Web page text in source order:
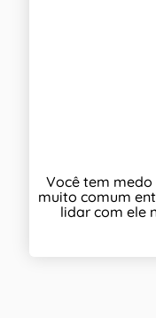
Você tem medo
muito comum
lidar com ele